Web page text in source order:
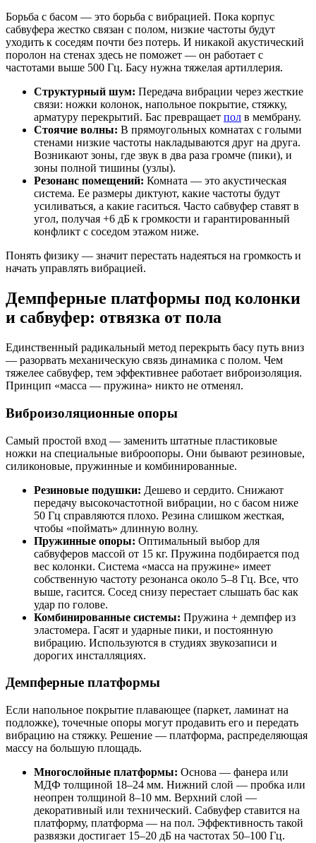
Борьба с басом — это борьба с вибрацией. Пока корпус
сабвуфера жестко связан с полом, низкие частоты будут
уходить к соседям почти без потерь. И никакой акустический
поролон на стенах здесь не поможет — он работает с
частотами выше 500 Гц. Басу нужна тяжелая артиллерия.
Структурный шум: Передача вибрации через жесткие
связи: ножки колонок, напольное покрытие, стяжку,
арматуру перекрытий. Бас превращает пол в мембрану.
Стоячие волны: В прямоугольных комнатах с голыми
стенами низкие частоты накладываются друг на друга.
Возникают зоны, где звук в два раза громче (пики), и
зоны полной тишины (узлы).
Резонанс помещений: Комната — это акустическая
система. Ее размеры диктуют, какие частоты будут
усиливаться, а какие гаситься. Часто сабвуфер ставят в
угол, получая +6 дБ к громкости и гарантированный
конфликт с соседом этажом ниже.
Понять физику — значит перестать надеяться на громкость и
начать управлять вибрацией.
Демпферные платформы под колонки
и сабвуфер: отвязка от пола
Единственный радикальный метод перекрыть басу путь вниз
— разорвать механическую связь динамика с полом. Чем
тяжелее сабвуфер, тем эффективнее работает виброизоляция.
Принцип «масса — пружина» никто не отменял.
Виброизоляционные опоры
Самый простой вход — заменить штатные пластиковые
ножки на специальные виброопоры. Они бывают резиновые,
силиконовые, пружинные и комбинированные.
Резиновые подушки: Дешево и сердито. Снижают
передачу высокочастотной вибрации, но с басом ниже
50 Гц справляются плохо. Резина слишком жесткая,
чтобы «поймать» длинную волну.
Пружинные опоры: Оптимальный выбор для
сабвуферов массой от 15 кг. Пружина подбирается под
вес колонки. Система «масса на пружине» имеет
собственную частоту резонанса около 5–8 Гц. Все, что
выше, гасится. Сосед снизу перестает слышать бас как
удар по голове.
Комбинированные системы: Пружина + демпфер из
эластомера. Гасят и ударные пики, и постоянную
вибрацию. Используются в студиях звукозаписи и
дорогих инсталляциях.
Демпферные платформы
Если напольное покрытие плавающее (паркет, ламинат на
подложке), точечные опоры могут продавить его и передать
вибрацию на стяжку. Решение — платформа, распределяющая
массу на большую площадь.
Многослойные платформы: Основа — фанера или
МДФ толщиной 18–24 мм. Нижний слой — пробка или
неопрен толщиной 8–10 мм. Верхний слой —
декоративный или технический. Сабвуфер ставится на
платформу, платформа — на пол. Эффективность такой
развязки достигает 15–20 дБ на частотах 50–100 Гц.